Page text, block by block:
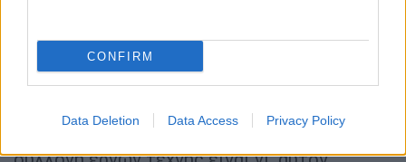
CONFIRM
Data Deletion Data Access Privacy Policy
μπορούσατε να ρίξετε στο «τραπέζι» μερικά
εκατομμύρια λίρες για κάποιους πίνακες
ζωγραφικής που θα στόλιζαν το σαλόνι σας.
Ο Leon Black, CEO της Apollo Global
Management, τα έχει και τα χαίρεται και η